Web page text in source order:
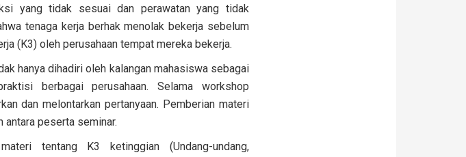
yang tidak sesuai dan perawatan yang tidak
tenaga kerja berhak menolak bekerja sebelum
(K3) oleh perusahaan tempat mereka bekerja.
hanya dihadiri oleh kalangan mahasiswa sebagai
berbagai perusahaan. Selama workshop
dan melontarkan pertanyaan. Pemberian materi
antara peserta seminar.
tentang K3 ketinggian (Undang-undang,